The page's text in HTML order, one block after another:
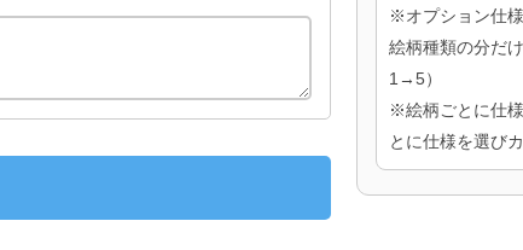
※オプション仕
絵柄種類の分だ
1→5）
※絵柄ごとに仕
とに仕様を選び